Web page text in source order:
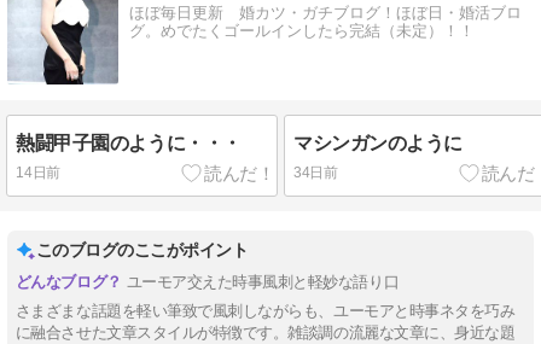
ほぼ毎日更新 婚カツ・ガチブログ！ほぼ日・婚活ブロ
グ。めでたくゴールインしたら完結（未定）！！
熱闘甲子園のように・・・
14日前
マシンガンのように
34日前
このブログのここがポイント
ユーモア交えた時事風刺と軽妙な語り口
さまざまな話題を軽い筆致で風刺しながらも、ユーモアと時事ネタを巧み
に融合させた文章スタイルが特徴です。雑談調の流麗な文章に、身近な題